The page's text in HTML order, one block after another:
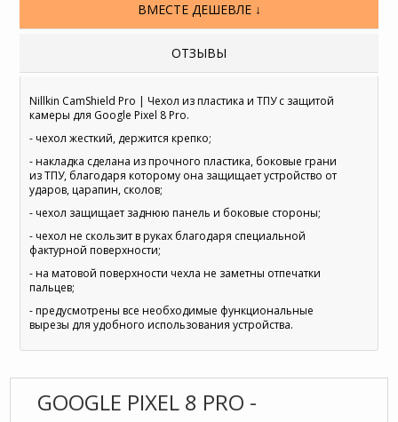
ВМЕСТЕ ДЕШЕВЛЕ ↓
ОТЗЫВЫ
Nillkin CamShield Pro | Чехол из пластика и ТПУ с защитой
камеры для Google Pixel 8 Pro.
- чехол жесткий, держится крепко;
- накладка сделана из прочного пластика, боковые грани
из ТПУ, благодаря которому она защищает устройство от
ударов, царапин, сколов;
- чехол защищает заднюю панель и боковые стороны;
- чехол не скользит в руках благодаря специальной
фактурной поверхности;
- на матовой поверхности чехла не заметны отпечатки
пальцев;
- предусмотрены все необходимые функциональные
вырезы для удобного использования устройства.
GOOGLE PIXEL 8 PRO -